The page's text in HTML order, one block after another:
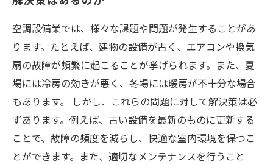
空調設備業では、様々な課題や問題が発生することがあ
ります。たとえば、建物の設備が古く、エアコンや換気
扇の故障が頻繁に起こることが挙げられます。また、夏
場には冷房の効きが悪く、冬場には暖房が不十分な場合
もあります。 しかし、これらの問題に対して解決策は必
ずあります。例えば、古い設備を最新のものに更新する
ことで、故障の頻度を減らし、快適な室内環境を保つこ
とができます。また、適切なメンテナンスを行うこと